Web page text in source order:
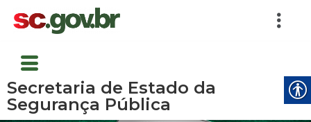
Secretaria de Estado da
Segurança Pública